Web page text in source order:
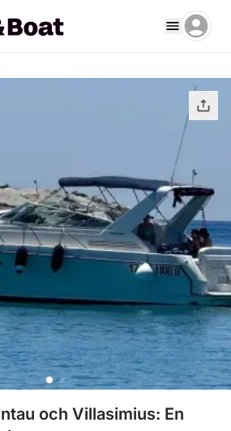
och Villasimius: En